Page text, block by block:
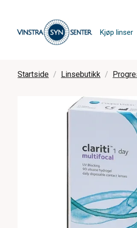
Kjøp linser
Startside Linsebutikk